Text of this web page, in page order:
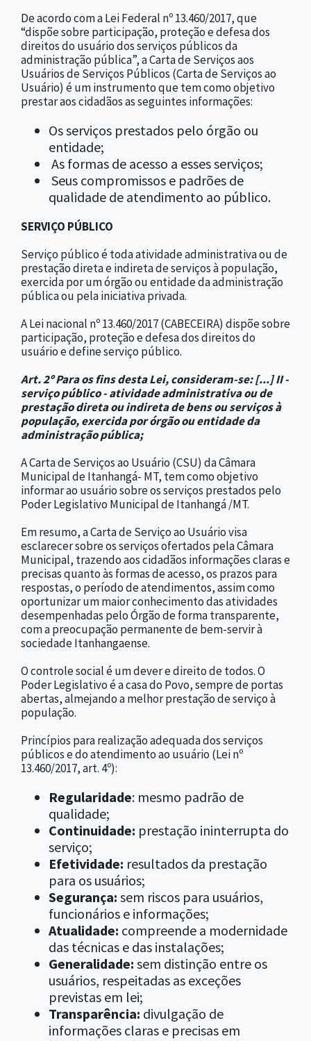
De acordo com a Lei Federal nº 13.460/2017, que
“dispõe sobre participação, proteção e defesa dos
direitos do usuário dos serviços públicos da
administração pública”, a Carta de Serviços aos
Usuários de Serviços Públicos (Carta de Serviços ao
Usuário) é um instrumento que tem como objetivo
prestar aos cidadãos as seguintes informações:
Os serviços prestados pelo órgão ou
entidade;
As formas de acesso a esses serviços;
Seus compromissos e padrões de
qualidade de atendimento ao público.
SERVIÇO PÚBLICO
Serviço público é toda atividade administrativa ou de
prestação direta e indireta de serviços à população,
exercida por um órgão ou entidade da administração
pública ou pela iniciativa privada.
A Lei nacional nº 13.460/2017 (CABECEIRA) dispõe sobre
participação, proteção e defesa dos direitos do
usuário e define serviço público.
Art. 2º Para os fins desta Lei, consideram-se: [...] II -
serviço público - atividade administrativa ou de
prestação direta ou indireta de bens ou serviços à
população, exercida por órgão ou entidade da
administração pública;
A Carta de Serviços ao Usuário (CSU) da Câmara
Municipal de Itanhangá- MT, tem como objetivo
informar ao usuário sobre os serviços prestados pelo
Poder Legislativo Municipal de Itanhangá /MT.
Em resumo, a Carta de Serviço ao Usuário visa
esclarecer sobre os serviços ofertados pela Câmara
Municipal, trazendo aos cidadãos informações claras e
precisas quanto às formas de acesso, os prazos para
respostas, o período de atendimentos, assim como
oportunizar um maior conhecimento das atividades
desempenhadas pelo Órgão de forma transparente,
com a preocupação permanente de bem-servir à
sociedade Itanhangaense.
O controle social é um dever e direito de todos. O
Poder Legislativo é a casa do Povo, sempre de portas
abertas, almejando a melhor prestação de serviço à
população.
Princípios para realização adequada dos serviços
públicos e do atendimento ao usuário (Lei nº
13.460/2017, art. 4º):
Regularidade: mesmo padrão de
qualidade;
Continuidade: prestação ininterrupta do
serviço;
Efetividade: resultados da prestação
para os usuários;
Segurança: sem riscos para usuários,
funcionários e informações;
Atualidade: compreende a modernidade
das técnicas e das instalações;
Generalidade: sem distinção entre os
usuários, respeitadas as exceções
previstas em lei;
Transparência: divulgação de
informações claras e precisas em